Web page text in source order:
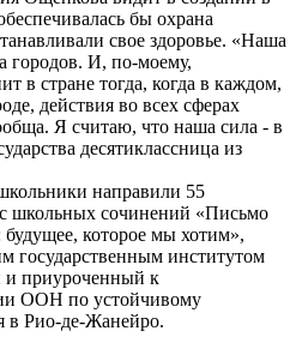
бы охрана
свое здоровье. «Наша
городов. И, по-моему,
в стране тогда, когда в каждом,
действия во всех сферах
Я считаю, что наша сила - в
десятиклассница из
направили 55
школьных сочинений «Письмо
которое мы хотим»,
государственным институтом
приуроченный к
ООН по устойчивому
в Рио-де-Жанейро.